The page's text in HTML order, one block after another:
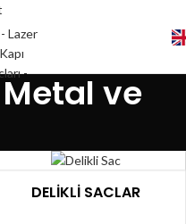
ve
DELIKLI SACLAR